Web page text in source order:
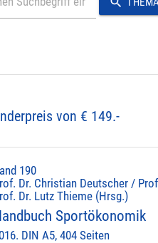
von € 149.-
190
Dr. Christian Deutscher /
Dr. Lutz Thieme (Hrsg.)
Sportökonomik
DIN A5, 404 Seiten